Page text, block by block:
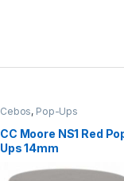
Cebos, Pop-Ups
CC Moore NS1 Red
Ups 14mm